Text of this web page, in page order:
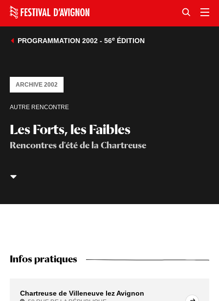
PROGRAMMATION 2002 - 56eÉDITION
Les Forts, les Faibles
Rencontres d'été de la Chartreuse
AUTRE RENCONTRE
ARCHIVE 2002
Infos pratiques
Chartreuse de Villeneuve lez Avignon